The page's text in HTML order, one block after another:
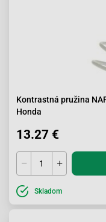
Kontrastná pružina
Honda
13.27 €
Skladom